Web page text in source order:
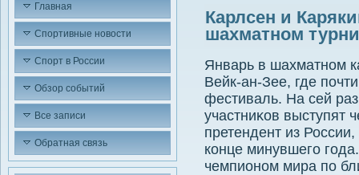
Главная
Спортивные новости
Спорт в России
Обзор событий
Все записи
Обратная связь
Карлсен и
шахматном
Январь в шахматном
Вейк-ан-Зее, где
фестиваль. На сей
участниκов выступят
претендент из
конце минувшего
чемпионом мира по